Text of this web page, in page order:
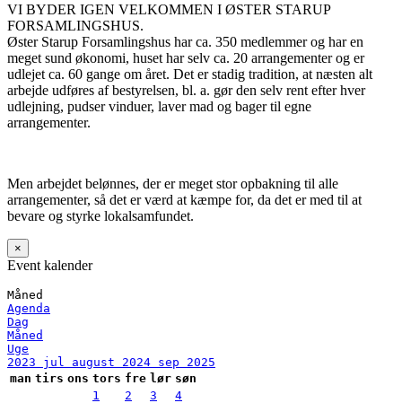
VI BYDER IGEN VELKOMMEN I ØSTER STARUP
FORSAMLINGSHUS.
Øster Starup Forsamlingshus har ca. 350 medlemmer og har en
meget sund økonomi, huset har selv ca. 20 arrangementer og er
udlejet ca. 60 gange om året. Det er stadig tradition, at næsten alt
arbejde udføres af bestyrelsen, bl. a. gør den selv rent efter hver
udlejning, pudser vinduer, laver mad og bager til egne
arrangementer.
Men arbejdet belønnes, der er meget stor opbakning til alle
arrangementer, så det er værd at kæmpe for, da det er med til at
bevare og styrke lokalsamfundet.
×
Event kalender
Måned
Agenda
Dag
Måned
Uge
2023 jul august 2024 sep 2025
man tirs ons tors fre lør søn
1
2 3
4